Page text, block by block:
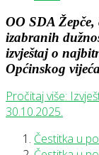
OO SDA
izabranih
izvještaj o
Općinskog
Pročitaj više:
30.10.2025.
Čestitka u